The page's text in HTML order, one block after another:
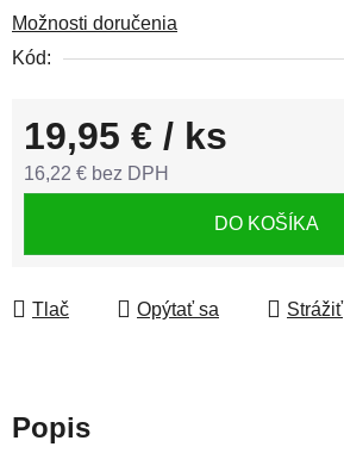
Možnosti doručenia
Kód:
19,95 € / ks
16,22 € bez DPH
DO KOŠÍKA
Tlač Opýtať sa Strážiť
Popis